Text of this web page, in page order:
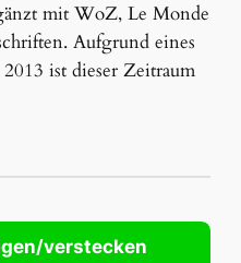
mit WoZ, Le Monde
Aufgrund eines
ist dieser Zeitraum